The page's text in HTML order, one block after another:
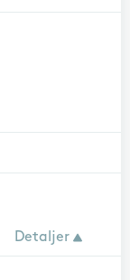
Detaljer